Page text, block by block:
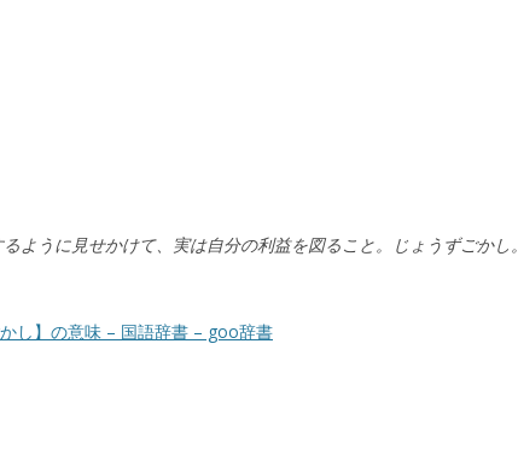
ように見せかけて、実は自分の利益を図ること。じょうずごかし。
し】の意味 – 国語辞書 – goo辞書